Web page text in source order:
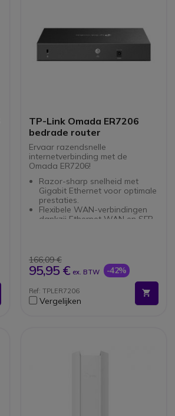
TP-Link Omada ER7206
bedrade router
Ervaar razendsnelle
internetverbinding met de
Omada ER7206!
Razor-sharp snelheid met
Gigabit Ethernet voor optimale
prestaties.
Flexibele WAN-verbindingen
dankzij Ethernet WAN en SFP
met gebruiksvriendelijke
interface.
Robuuste beveiliging met
ondersteuning voor SNMP,
SNMPv2 en SNMPv3.
Geavanceerde
166,09 €
95,95 € ex. BTW -42%
Ref: TPLER7206
Vergelijken